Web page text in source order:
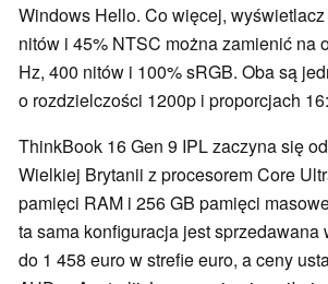
Windows Hello. Co więcej,
nitów i 45% NTSC można zamienić na
Hz, 400 nitów i 100% sRGB. Oba są
o rozdzielczości 1200p i proporcjach
ThinkBook 16 Gen 9 IPL zaczyna się
Wielkiej Brytanii z procesorem Core
pamięci RAM i 256 GB pamięci
ta sama konfiguracja jest sprzedawana
do 1 458 euro w strefie euro, a ceny